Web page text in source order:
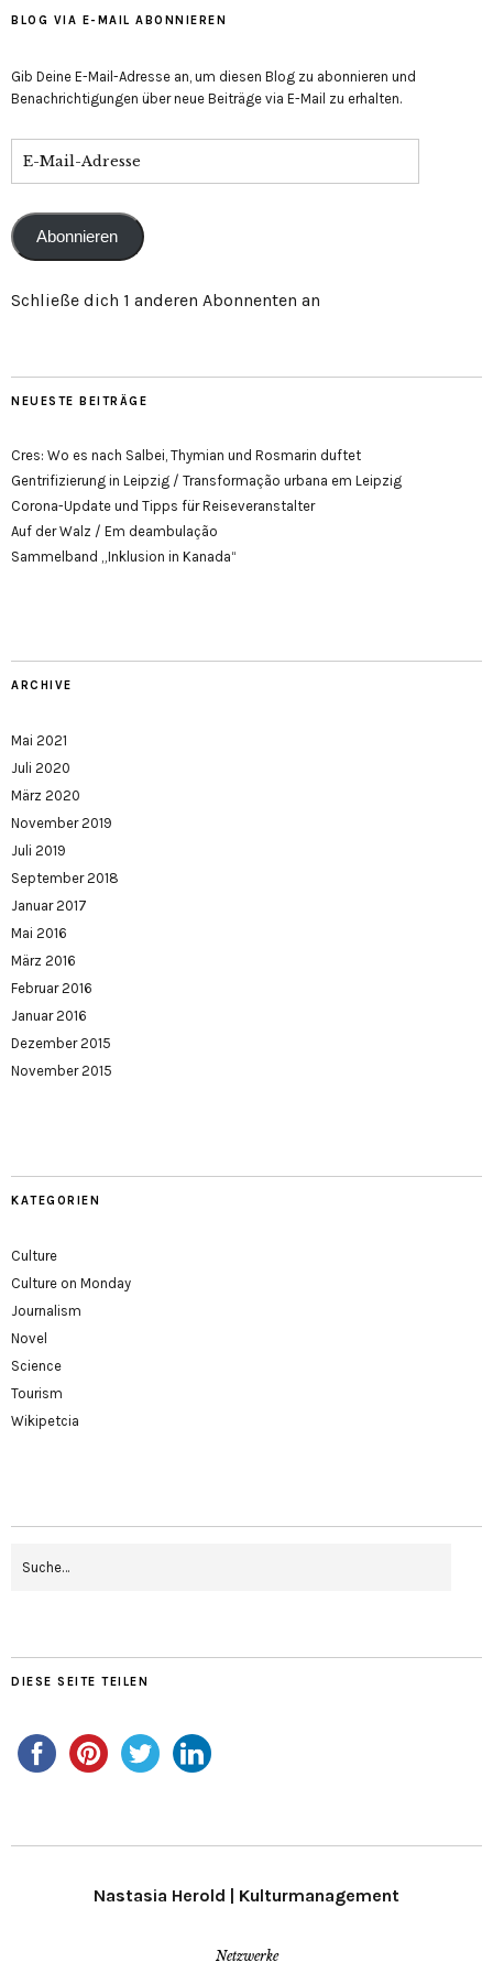
BLOG VIA E-MAIL ABONNIEREN
Gib Deine E-Mail-Adresse an, um diesen Blog zu abonnieren und
Benachrichtigungen über neue Beiträge via E-Mail zu erhalten.
Mail-
Abonnieren
Schließe dich 1 anderen Abonnenten an
NEUESTE BEITRÄGE
Cres: Wo es nach Salbei, Thymian und Rosmarin duftet
Gentrifizierung in Leipzig / Transformação urbana em Leipzig
Corona-Update und Tipps für Reiseveranstalter
Auf der Walz / Em deambulação
Sammelband „Inklusion in Kanada“
ARCHIVE
Mai 2021
Juli 2020
März 2020
November 2019
Juli 2019
September 2018
Januar 2017
Mai 2016
März 2016
Februar 2016
Januar 2016
Dezember 2015
November 2015
KATEGORIEN
Culture
Culture on Monday
Journalism
Novel
Science
Tourism
Wikipetcia
DIESE SEITE TEILEN
Nastasia Herold | Kulturmanagement
Netzwerke